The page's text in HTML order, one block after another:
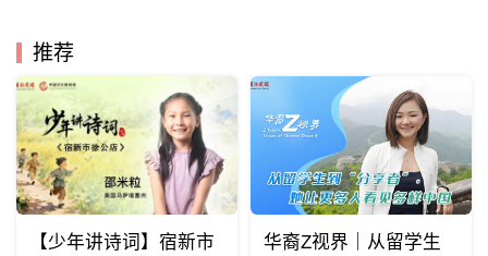
推荐
【少年讲诗词】宿新市
华裔Z视界｜从留学生